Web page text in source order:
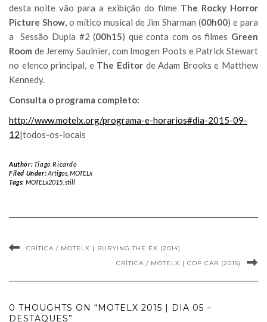
desta noite vão para a exibição do filme The Rocky Horror
Picture Show, o mítico musical de Jim Sharman (00h00) e para
a Sessão Dupla #2 (00h15) que conta com os filmes Green
Room de Jeremy Saulnier, com Imogen Poots e Patrick Stewart
no elenco principal, e The Editor de Adam Brooks e Matthew
Kennedy.
Consulta o programa completo:
http://www.motelx.org/programa-e-horarios#dia-2015-09-
12|todos-os-locais
Author:Tiago Ricardo
Filed Under:Artigos, MOTELx
Tags: MOTELx2015, still
CRÍTICA / MOTELX | BURYING THE EX (2014)
CRÍTICA / MOTELX | COP CAR (2015)
0 THOUGHTS ON “MOTELX 2015 | DIA 05 –
DESTAQUES”